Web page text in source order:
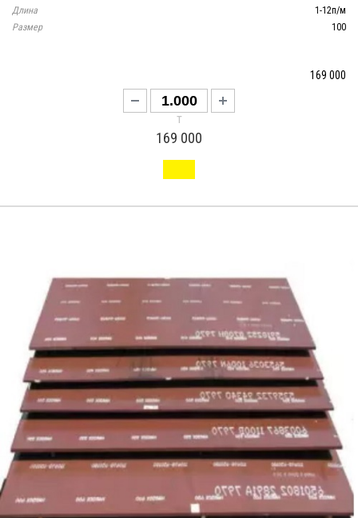
Длина
1-12п/м
Размер
100
169 000
т
169 000